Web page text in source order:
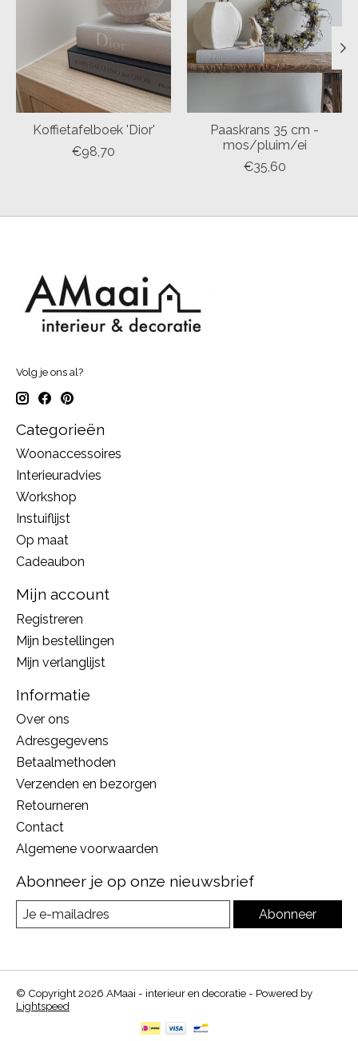
Koffietafelboek 'Dior'
€98,70
Paaskrans 35 cm -
mos/pluim/ei
€35,60
Volg je ons al?
Categorieën
Woonaccessoires
Interieuradvies
Workshop
Instuiflijst
Op maat
Cadeaubon
Mijn account
Registreren
Mijn bestellingen
Mijn verlanglijst
Informatie
Over ons
Adresgegevens
Betaalmethoden
Verzenden en bezorgen
Retourneren
Contact
Algemene voorwaarden
Abonneer je op onze nieuwsbrief
Abonneer
© Copyright 2026 AMaai - interieur en decoratie - Powered by
Lightspeed